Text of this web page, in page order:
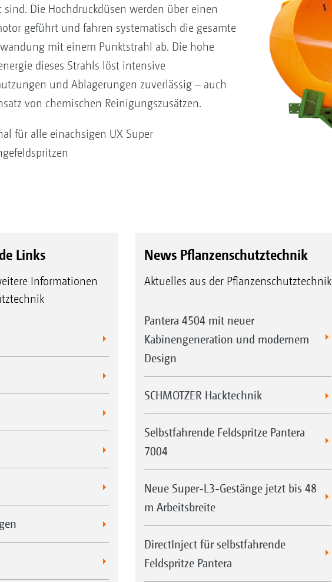
Die Hochdruckdüsen werden über einen
geführt und fahren systematisch die gesamte
mit einem Punktstrahl ab. Die hohe
dieses Strahls löst intensive
und Ablagerungen zuverlässig – auch
von chemischen Reinigungszusätzen.
für alle einachsigen UX Super
Links
Informationen
News Pflanzenschutztechnik
Aktuelles aus der Pflanzenschutztechnik
Pantera 4504 mit neuer
Kabinengeneration und modernem
Design
SCHMOTZER Hacktechnik
Selbstfahrende Feldspritze Pantera
7004
Neue Super-L3-Gestänge jetzt bis 48
m Arbeitsbreite
DirectInject für selbstfahrende
Feldspritze Pantera